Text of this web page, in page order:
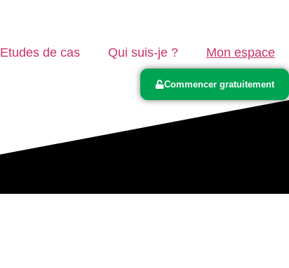
Etudes de cas Qui suis-je ? Mon espace
Commencer gratuitement